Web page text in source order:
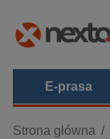
E-prasa
Kategorie
Strona główna